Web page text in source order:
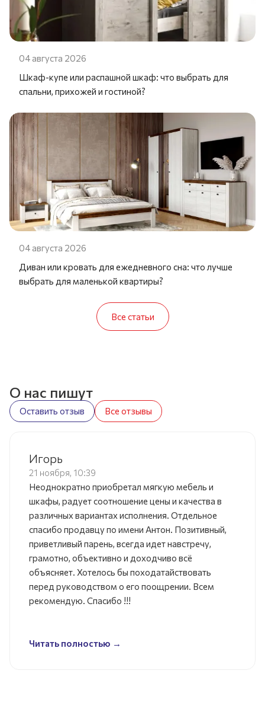
04 августа 2026
Шкаф-купе или распашной шкаф: что выбрать для
спальни, прихожей и гостиной?
04 августа 2026
Диван или кровать для ежедневного сна: что лучше
выбрать для маленькой квартиры?
Все статьи
О нас пишут
Оставить отзыв Все отзывы
Игорь
21 ноября, 10:39
Неоднократно приобретал мягкую мебель и
шкафы, радует соотношение цены и качества в
различных вариантах исполнения. Отдельное
спасибо продавцу по имени Антон. Позитивный,
приветливый парень, всегда идет навстречу,
грамотно, объективно и доходчиво всё
объясняет. Хотелось бы походатайствовать
перед руководством о его поощрении. Всем
рекомендую. Спасибо !!!
Читать полностью →